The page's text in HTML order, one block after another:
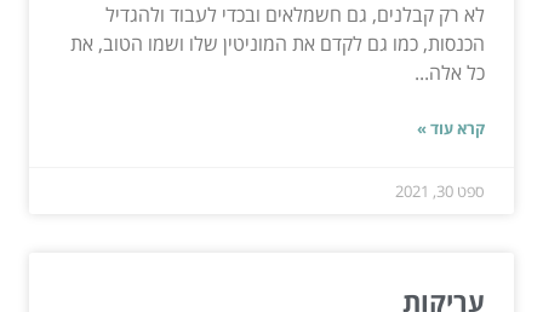
לא רק קבלנים, גם חשמלאים ובכדי לעבוד ולהגדיל
הכנסות, כמו גם לקדם את המוניטין שלו ושמו הטוב, את
כל אלה...
קרא עוד »
ספט 30, 2021
עריקות